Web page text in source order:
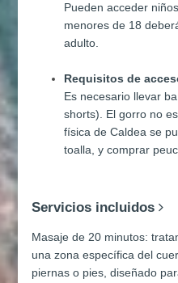
Pueden acceder
menores de 18
adulto.
Requisitos de
Es necesario llevar
shorts). El gorro no
física de Caldea se
toalla, y comprar
Servicios incluidos
Masaje de 20 minutos:
una zona específica del
piernas o pies, diseñado